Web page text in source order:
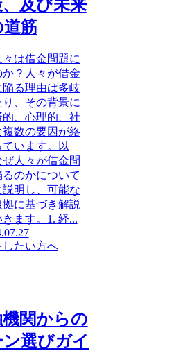
及び未来
筋
々は借金問題に
か？人々が借金
陥る理由は多岐
り、その背景に
的、心理的、社
複数の要因が絡
います。以
人々が借金問
るのかについて
説明し、可能な
拠に基づき解説
きます。1. 経...
したい方へ
関からの
ン選びガイ